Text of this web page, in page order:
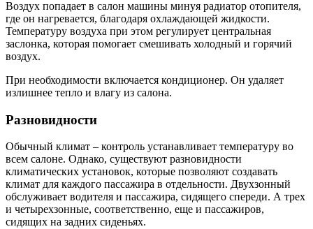
Воздух попадает в салон машины минуя радиатор отопителя,
где он нагревается, благодаря охлаждающей жидкости.
Температуру воздуха при этом регулирует центральная
заслонка, которая помогает смешивать холодный и горячий
воздух.
При необходимости включается кондиционер. Он удаляет
излишнее тепло и влагу из салона.
Разновидности
Обычный климат – контроль устанавливает температуру во
всем салоне. Однако, существуют разновидности
климатических установок, которые позволяют создавать
климат для каждого пассажира в отдельности. Двухзонный
обслуживает водителя и пассажира, сидящего спереди. А трех
и четырехзонные, соответственно, еще и пассажиров,
сидящих на задних сиденьях.